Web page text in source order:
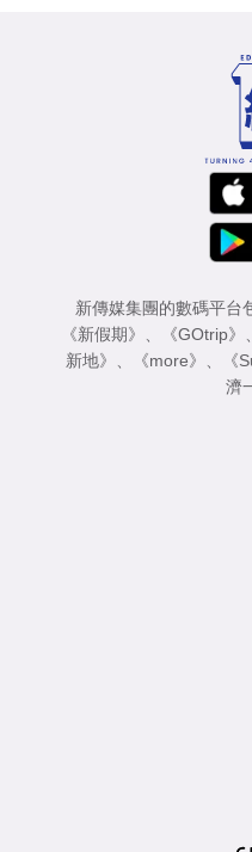
新傳媒集團的數碼平台
《新假期》 、 《GOtrip》 、
新地》 、 《more》 、 《
濟